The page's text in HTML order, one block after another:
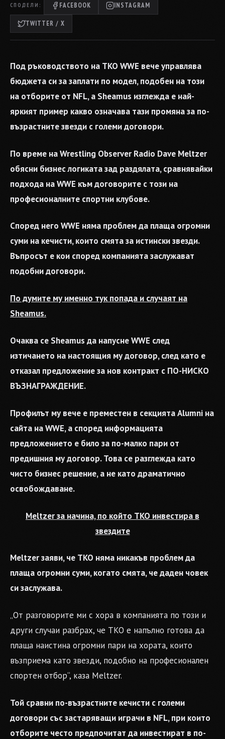
СПОДЕЛИ: FACEBOOK INSTAGRAM
TWITTER / X
Под ръководството на TKO WWE вече управлява
бюджета си за заплати по модел, подобен на този
на отборите от NFL, а Sheamus изглежда е най-
яркият пример какво означава тази промяна за по-
възрастните звезди с големи договори.
По време на Wrestling Observer Radio Dave Meltzer
обясни бизнес логиката зад раздялата, сравнявайки
подхода на WWE към договорите с този на
професионалните спортни клубове.
Според него WWE няма проблем да плаща огромни
суми на кечисти, които смята за истински звезди.
Въпросът е кои според компанията заслужават
подобни договори.
По думите му именно тук попада и случаят на
Sheamus.
Очаква се Sheamus да напусне WWE след
изтичането на настоящия му договор, след като е
отказал предложение за нов контракт с ПО-НИСКО
ВЪЗНАГРАЖДЕНИЕ.
Профилът му вече е преместен в секцията Alumni на
сайта на WWE, а според информацията
предложението е било за по-малко пари от
предишния му договор. Това се разглежда като
чисто бизнес решение, а не като драматично
освобождаване.
Meltzer за начина, по който TKO инвестира в
звездите
Meltzer заяви, че TKO няма никакъв проблем да
плаща огромни суми, когато смята, че даден човек
си заслужава.
„От разговорите ми с хора в компанията по този и
други случаи разбрах, че TKO е напълно готова да
плаща наистина огромни пари на хората, които
възприема като звезди, подобно на професионален
спортен отбор“, каза Meltzer.
Той сравни по-възрастните кечисти с големи
договори със застаряващи играчи в NFL, при които
отборите често предпочитат да инвестират в по-